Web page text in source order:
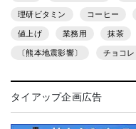
理研ビタミン コーヒー
値上げ 業務用 抹茶
〔熊本地震影響〕 チョコレ
タイアップ企画広告